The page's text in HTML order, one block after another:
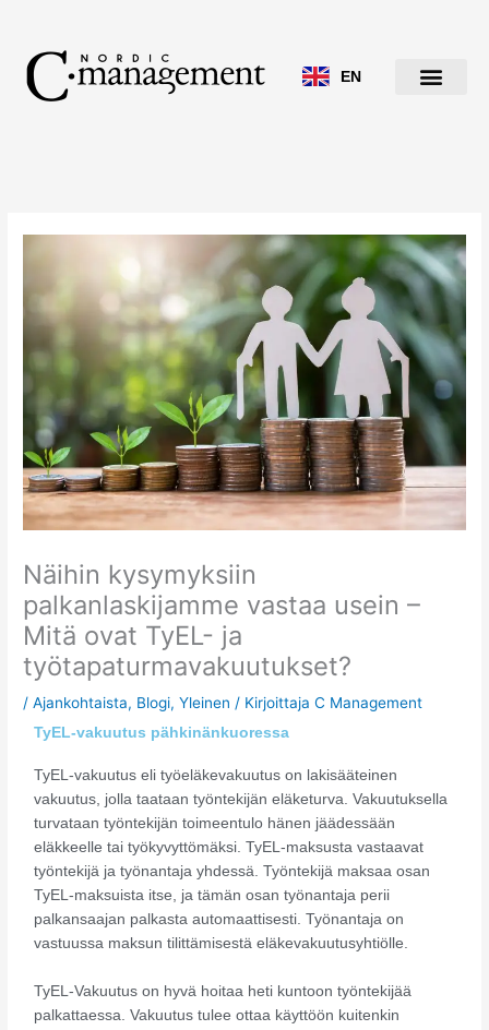
EN
Näihin kysymyksiin
palkanlaskijamme vastaa usein –
Mitä ovat TyEL- ja
työtapaturmavakuutukset?
/Ajankohtaista, Blogi,Yleinen / KirjoittajaC Management
TyEL-vakuutus pähkinänkuoressa
TyEL-vakuutus eli työeläkevakuutus on lakisääteinen
vakuutus, jolla taataan työntekijän eläketurva. Vakuutuksella
turvataan työntekijän toimeentulo hänen jäädessään
eläkkeelle tai työkyvyttömäksi. TyEL-maksusta vastaavat
työntekijä ja työnantaja yhdessä. Työntekijä maksaa osan
TyEL-maksuista itse, ja tämän osan työnantaja perii
palkansaajan palkasta automaattisesti. Työnantaja on
vastuussa maksun tilittämisestä eläkevakuutusyhtiölle.
TyEL-Vakuutus on hyvä hoitaa heti kuntoon työntekijää
palkattaessa. Vakuutus tulee ottaa käyttöön kuitenkin